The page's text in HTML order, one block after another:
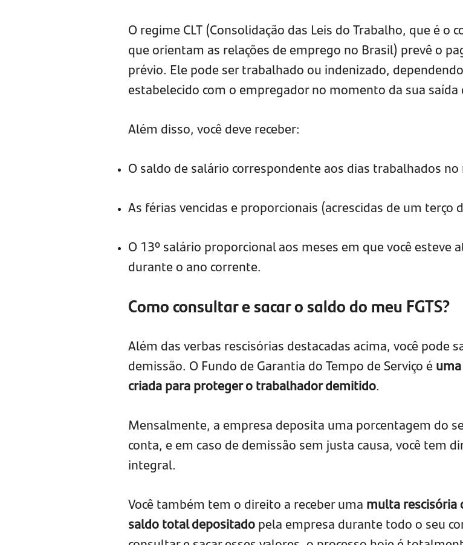
O regime CLT (Consolidação das Leis do Trabalho, que é o
que orientam as relações de emprego no Brasil) prevê o
prévio. Ele pode ser trabalhado ou indenizado,
estabelecido com o empregador no momento da sua saída
Além disso, você deve receber:
O saldo de salário correspondente aos dias trabalhados
As férias vencidas e proporcionais (acrescidas de um terço
O 13º salário proporcional aos meses em que você esteve
durante o ano corrente.
Como consultar e sacar o saldo do meu FGTS?
Além das verbas rescisórias destacadas acima, você pode
demissão. O Fundo de Garantia do Tempo de Serviço éuma
criada para proteger o trabalhador demitido.
Mensalmente, a empresa deposita uma porcentagem do
conta, e em caso de demissão sem justa causa, você tem
integral.
Você também tem o direito a receber uma multa rescisória
saldo total depositadopela empresa durante todo o seu